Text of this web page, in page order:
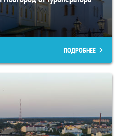
ПОДРОБНЕЕ